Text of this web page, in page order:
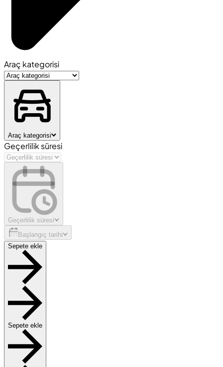
Araç kategorisi
Araç kategorisi
Geçerlilik süresi
Geçerlilik süresi
Başlangıç tarihi
Sepete ekle
Sepete ekle